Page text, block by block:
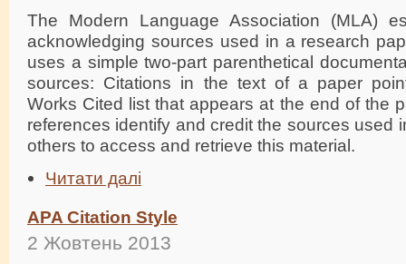
The Modern Language Association (MLA)
acknowledging sources used in a research
uses a simple two-part parenthetical
sources: Citations in the text of a paper
Works Cited list that appears at the end of the
references identify and credit the sources used
others to access and retrieve this material.
Читати далі
APA Citation Style
2 Жовтень 2013